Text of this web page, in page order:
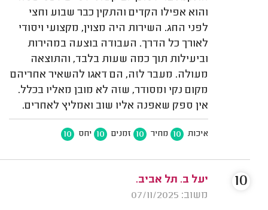
והוא אפילו הקדים והתקין כבר שבוע וחצי
לפני החג. השירות היה מצוין, מקצועי ויסודי
לאורך כל הדרך. העבודה בוצעה במהירות
וביעילות תוך כמה שעות בלבד, והתוצאה
מעולה. מעבר לזה, הם דאגו להשאיר אחריהם
מקום נקי ומסודר, שזה לא מובן מאליו בכלל.
אין ספק שאפנה אליו שוב ואמליץ לאחרים.
איכות 10 מחיר 10 זמנים 10 יחס 10
יעל ב. תל אביב.
משוב: 07/11/2025
10